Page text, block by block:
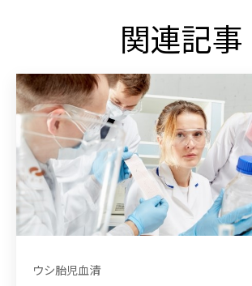
関連記事
ウシ胎児血清